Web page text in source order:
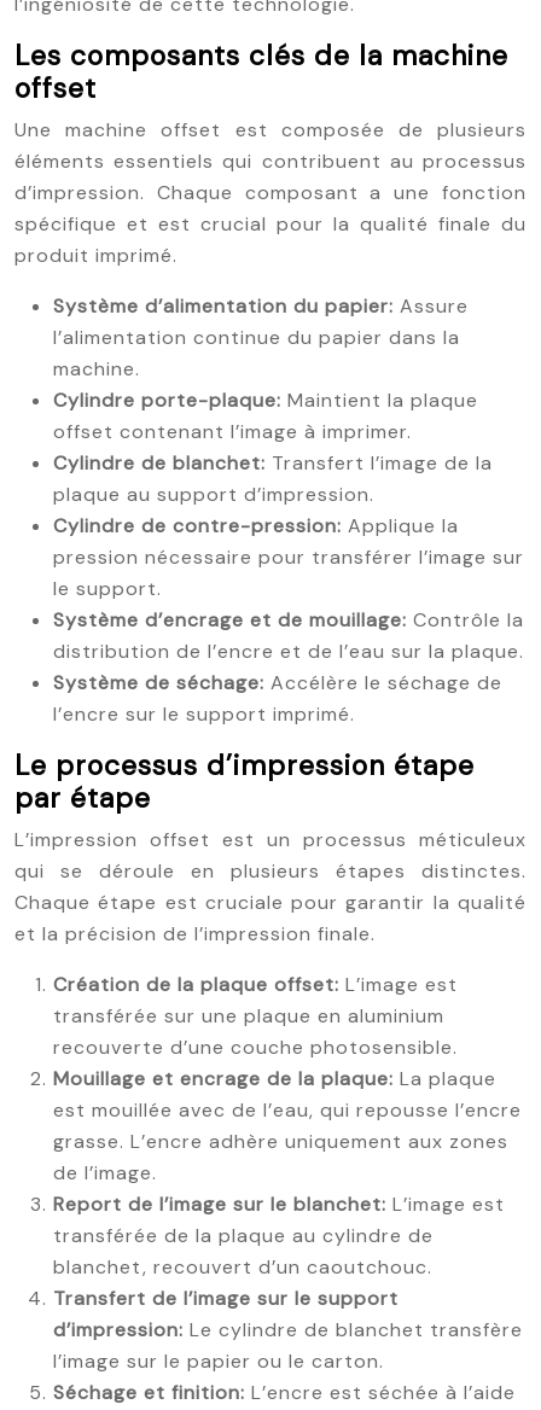
Les composants clés de la machine
offset
Une machine offset est composée de plusieurs
éléments essentiels qui contribuent au processus
d’impression. Chaque composant a une fonction
spécifique et est crucial pour la qualité finale du
produit imprimé.
Système d’alimentation du papier: Assure
l’alimentation continue du papier dans la
machine.
Cylindre porte-plaque: Maintient la plaque
offset contenant l’image à imprimer.
Cylindre de blanchet: Transfert l’image de la
plaque au support d’impression.
Cylindre de contre-pression: Applique la
pression nécessaire pour transférer l’image sur
le support.
Système d’encrage et de mouillage: Contrôle la
distribution de l’encre et de l’eau sur la plaque.
Système de séchage: Accélère le séchage de
l’encre sur le support imprimé.
Le processus d’impression étape
par étape
L’impression offset est un processus méticuleux
qui se déroule en plusieurs étapes distinctes.
Chaque étape est cruciale pour garantir la qualité
et la précision de l’impression finale.
Création de la plaque offset: L’image est
transférée sur une plaque en aluminium
recouverte d’une couche photosensible.
Mouillage et encrage de la plaque: La plaque
est mouillée avec de l’eau, qui repousse l’encre
grasse. L’encre adhère uniquement aux zones
de l’image.
Report de l’image sur le blanchet: L’image est
transférée de la plaque au cylindre de
blanchet, recouvert d’un caoutchouc.
Transfert de l’image sur le support
d’impression: Le cylindre de blanchet transfère
l’image sur le papier ou le carton.
Séchage et finition: L’encre est séchée à l’aide